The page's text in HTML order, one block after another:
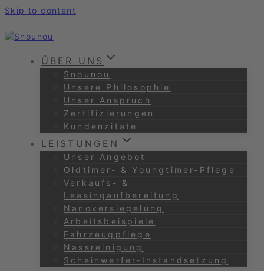
Skip to content
ÜBER UNS
Snounou
Unsere Philosophie
Unser Anspruch
Zertifizierungen
Kundenzitate
LEISTUNGEN
Unser Angebot
Oldtimer- & Youngtimer-Pflege
Verkaufs- &
Leasingaufbereitung
Nanoversiegelung
Arbeitsbeispiele
Fahrzeugpflege
Nassreinigung
Scheinwerfer-Instandsetzung